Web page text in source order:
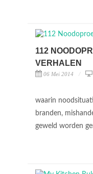
112
VERHALEN
06 Mei 2014
waarin
branden,
geweld worden